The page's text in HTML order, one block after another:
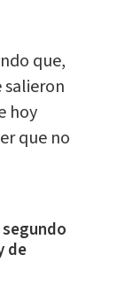
que,
salieron
hoy
que no
de